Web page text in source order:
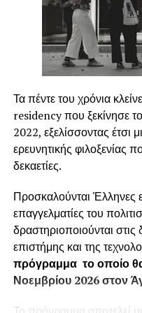
και έχει ως
Πανεπιστήμιο Αθηνών,
EIT Food HUB.
ΜΑΘΕΤΕ
Για περισσότερες
Δανάη Μπουρνού |
UP NEXT
Ευκαιρίες και νέα
από το ΕΙΤ FOOD
DON'T MISS
Κυβερνοαπάτες σε
Ιδιωτών- Ανίχνευση,
Ασφάλειας &
Τα πέντε του χρόνια
residency που ξεκίνησε
2022, εξελίσσοντας έτσι
ερευνητικής φιλοξενίας
δεκαετίες.
Προσκαλούνται Έλληνες
επαγγελματίες του
δραστηριοποιούνται
επιστήμης και της
πρόγραμμα το οποίο
Νοεμβρίου 2026 στον